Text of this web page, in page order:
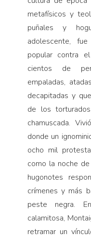
metafísicos y
puñales y
adolescente,
popular contra
cientos de
empaladas,
decapitadas y
de los
chamuscada.
donde un
ocho mil
como la noche
hugonotes
crímenes y más
peste negra.
calamitosa,
retramar un